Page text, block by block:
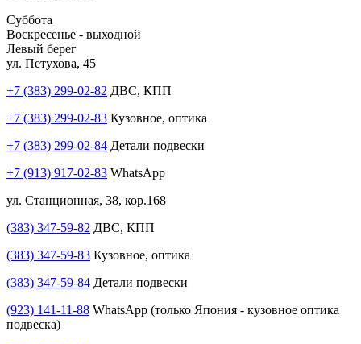
Суббота
Воскресенье - выходной
Левый берег
ул. Петухова, 45
+7 (383) 299-02-82 ДВС, КПП
+7 (383) 299-02-83 Кузовное, оптика
+7 (383) 299-02-84 Детали подвески
+7 (913) 917-02-83 WhatsApp
ул. Станционная, 38, кор.168
(383) 347-59-82 ДВС, КПП
(383) 347-59-83 Кузовное, оптика
(383) 347-59-84 Детали подвески
(923) 141-11-88 WhatsApp (только Япония - кузовное оптика
подвеска)